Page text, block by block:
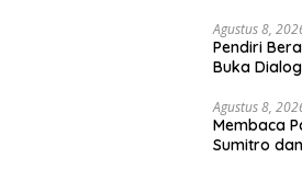
Agustus 8,
Pendiri
Buka
Agustus 8,
Membaca
Sumitro